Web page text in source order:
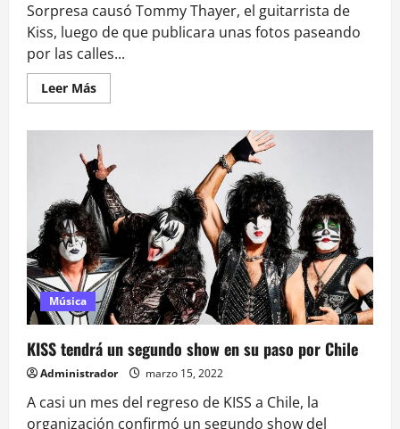
Sorpresa causó Tommy Thayer, el guitarrista de
Kiss, luego de que publicara unas fotos paseando
por las calles...
Leer MásLeer
más
Thayer
se
paseó
por
las
calles
de
Santiago
y
enloqueció
a
los
fanáticos
de
KISS
Música
KISS tendrá un segundo show en su paso por Chile
Administrador marzo 15, 2022
A casi un mes del regreso de KISS a Chile, la
organización confirmó un segundo show del